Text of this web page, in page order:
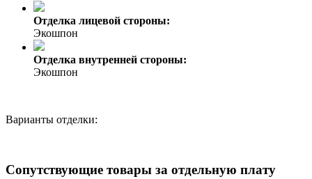
Отделка лицевой стороны:
Экошпон
Отделка внутренней стороны:
Экошпон
Варианты отделки:
Сопутствующие товары за отдельную плату